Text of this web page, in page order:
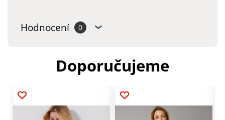
Hodnocení 0
Doporučujeme